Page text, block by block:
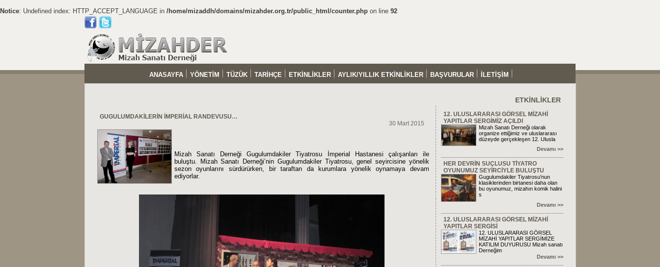
Notice: Undefined index: HTTP_ACCEPT_LANGUAGE in /home/mizaddh/domains/mizahder.org.tr/public_html/counter.php on line 92
ANASAYFA YÖNETİM TÜZÜK TARİHÇE ETKİNLİKLER AYLIK/YILLIK ETKİNLİKLER BAŞVURULAR İLETİŞİM
ETKİNLİKLER
GUGULUMDAKİLERİN İMPERİAL RANDEVUSU…
30 Mart 2015
Mizah Sanatı Derneği Gugulumdakiler Tiyatrosu İmperial Hastanesi çalışanları ile
buluştu. Mizah Sanatı Derneği’nin Gugulumdakiler Tiyatrosu, genel seyircisine yönelik
sezon oyunlarını sürdürürken, bir taraftan da kurumlara yönelik oynamaya devam
ediyorlar.
12. ULUSLARARASI GÖRSEL MİZAHİ
YAPITLAR SERGİMİZ AÇILDI
Mizah Sanatı Derneği olarak
organize ettiğimiz ve uluslararası
düzeyde gerçekleşen 12. Ulusla
Devamı >>
HER DEVRİN SUÇLUSU TİYATRO
OYUNUMUZ SEYİRCİYLE BULUŞTU
Gugulumdakiler Tiyatrosu'nun
klasiklerinden birtanesi daha olan
bu oyunumuz, mizahın komik halini
s
Devamı >>
12. ULUSLARARASI GÖRSEL MİZAHİ
YAPITLAR SERGİSİ
12. ULUSLARARASI GÖRSEL
MİZAHİ YAPITLAR SERGİMİZE
KATILIM DUYURUSU Mizah sanatı
Derneğim
Devamı >>